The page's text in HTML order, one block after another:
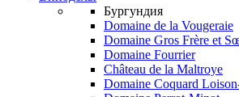
Бургундия
Domaine de la Vougeraie
Domaine Gros Frère et
Domaine Fourrier
Château de la Maltroye
Domaine Coquard